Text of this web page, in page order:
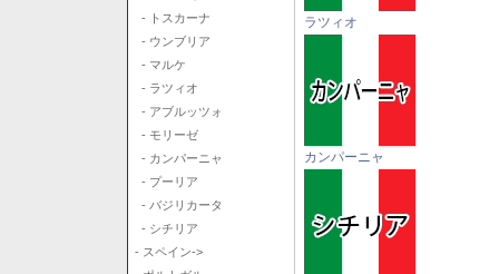
- トスカーナ
- ウンブリア
- マルケ
- ラツィオ
- アブルッツォ
- モリーゼ
- カンパーニャ
- プーリア
- バジリカータ
- シチリア
- スペイン->
ラツィオ
カンパーニャ